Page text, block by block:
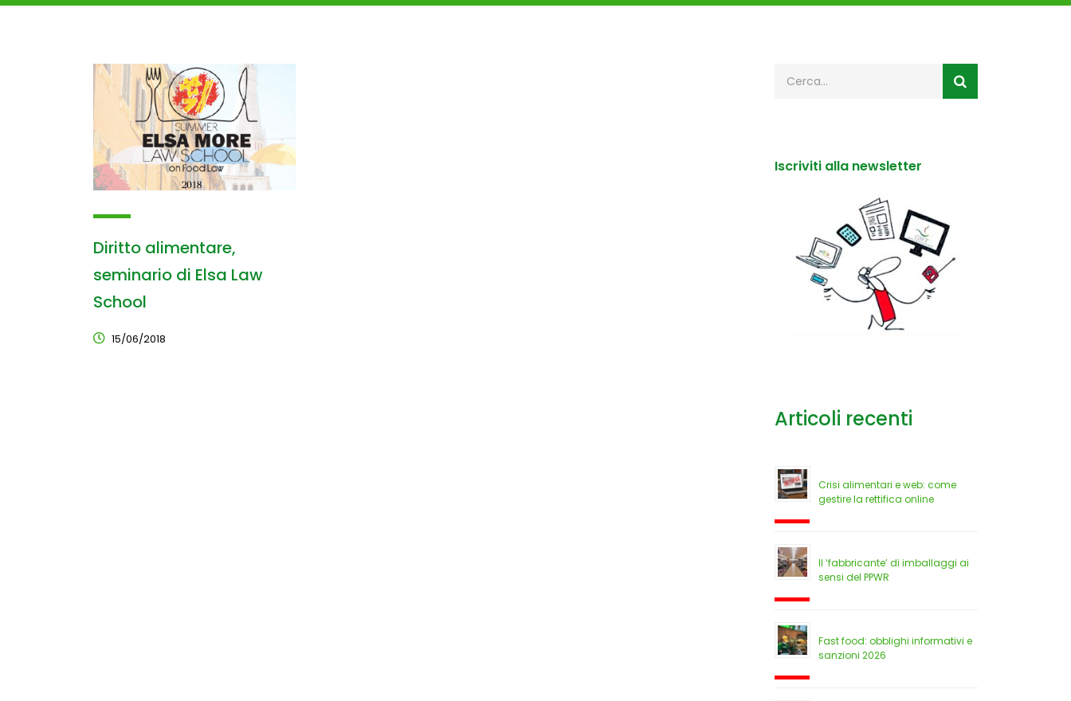
Diritto alimentare,
seminario di Elsa Law
School
15/06/2018
Iscriviti alla newsletter
Articoli recenti
Crisi alimentari e web: come
gestire la rettifica online
Il ‘fabbricante’ di imballaggi ai
sensi del PPWR
Fast food: obblighi informativi e
sanzioni 2026